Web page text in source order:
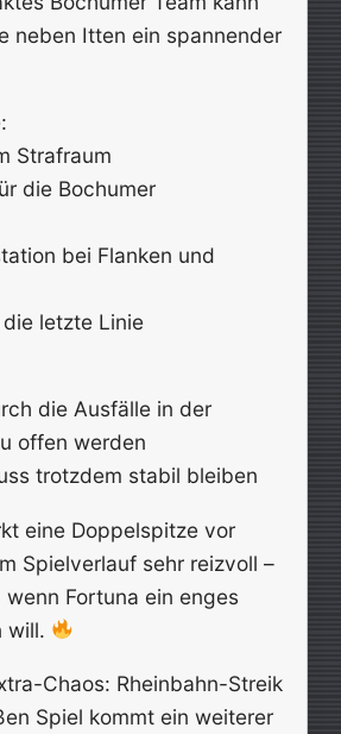
neben Itten ein spannender
Strafraum
die Bochumer
bei Flanken und
letzte Linie
die Ausfälle in der
offen werden
trotzdem stabil bleiben
eine Doppelspitze vor
Spielverlauf sehr reizvoll –
Fortuna ein enges
will.
Chaos: Rheinbahn-Streik
Spiel kommt ein weiterer